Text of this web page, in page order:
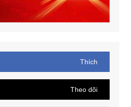
Thích
Theo dõi